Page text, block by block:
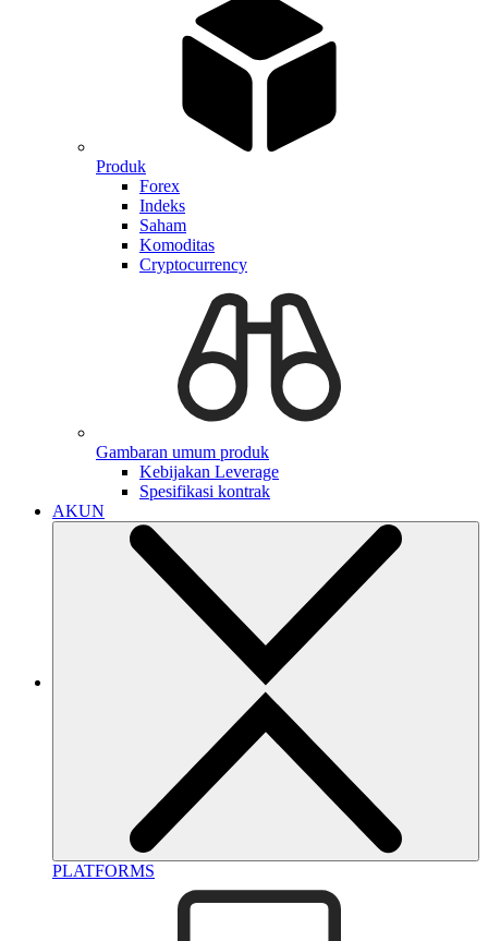
Produk
Forex
Indeks
Saham
Komoditas
Cryptocurrency
Gambaran umum produk
Kebijakan Leverage
Spesifikasi kontrak
AKUN
PLATFORMS